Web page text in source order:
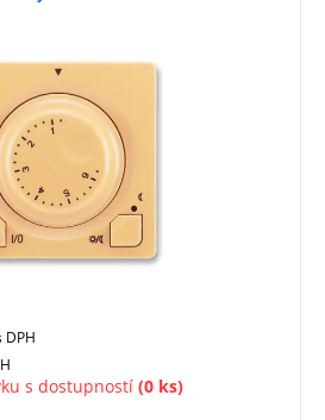
DPH
s dostupností (0 ks)